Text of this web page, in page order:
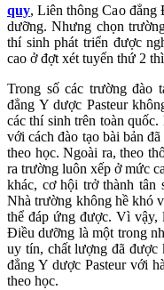
quy, Liên thông Cao
dưỡng. Nhưng chọn
thí sinh phát triển được
cao ở đợt xét tuyển thứ 2
Trong số các trường đào
đẳng Y dược Pasteur
các thí sinh trên toàn
với cách đào tạo bài bản
theo học. Ngoài ra, theo
ra trường luôn xếp ở mức
khác, cơ hội trở thành tân
Nhà trường không hề khó
thể đáp ứng được. Vì vậy,
Điều dưỡng là một trong
uy tín, chất lượng đã được
đẳng Y dược Pasteur với
theo học.